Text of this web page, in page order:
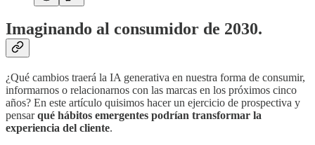
Imaginando al consumidor de 2030.
¿Qué cambios traerá la IA generativa en nuestra forma de consumir,
informarnos o relacionarnos con las marcas en los próximos cinco
años? En este artículo quisimos hacer un ejercicio de prospectiva y
pensarqué hábitos emergentes podrían transformar la
experiencia del cliente.